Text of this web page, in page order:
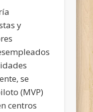
y
se
(MVP)
centros